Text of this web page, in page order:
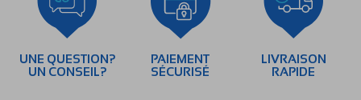
UNE QUESTION?
UN CONSEIL?
PAIEMENT
SÉCURISÉ
LIVRAISON
RAPIDE